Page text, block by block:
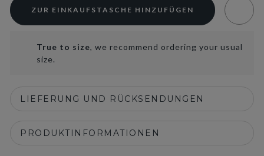
ZUR EINKAUFSTASCHE HINZUFÜGEN
True to size, we recommend ordering your usual
size.
LIEFERUNG UND RÜCKSENDUNGEN
PRODUKTINFORMATIONEN